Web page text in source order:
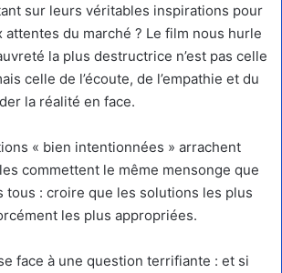
sur leurs véritables inspirations pour
du marché ? Le film nous hurle
la plus destructrice n’est pas celle
celle de l’écoute, de l’empathie et du
la réalité en face.
« bien intentionnées » arrachent
commettent le même mensonge que
tous : croire que les solutions les plus
les plus appropriées.
face à une question terrifiante : et si